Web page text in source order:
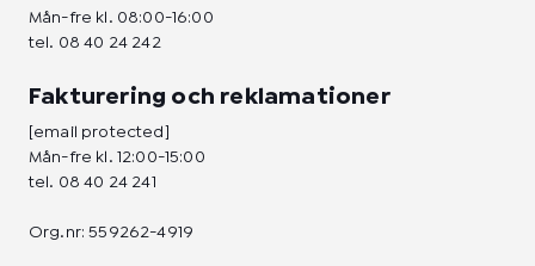
Mån-fre kl. 08:00-16:00
tel. 08 40 24 242
Fakturering och reklamationer
[email protected]
Mån-fre kl. 12:00-15:00
tel. 08 40 24 241
Org.nr: 559262-4919